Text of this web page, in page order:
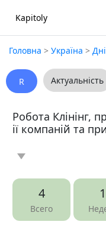
Kapitoly
Головна > Україна >
R Актуальність
Робота Клінінг,
ії компаній та
Новина 0 Стаття
Запитання
4
Всего
1